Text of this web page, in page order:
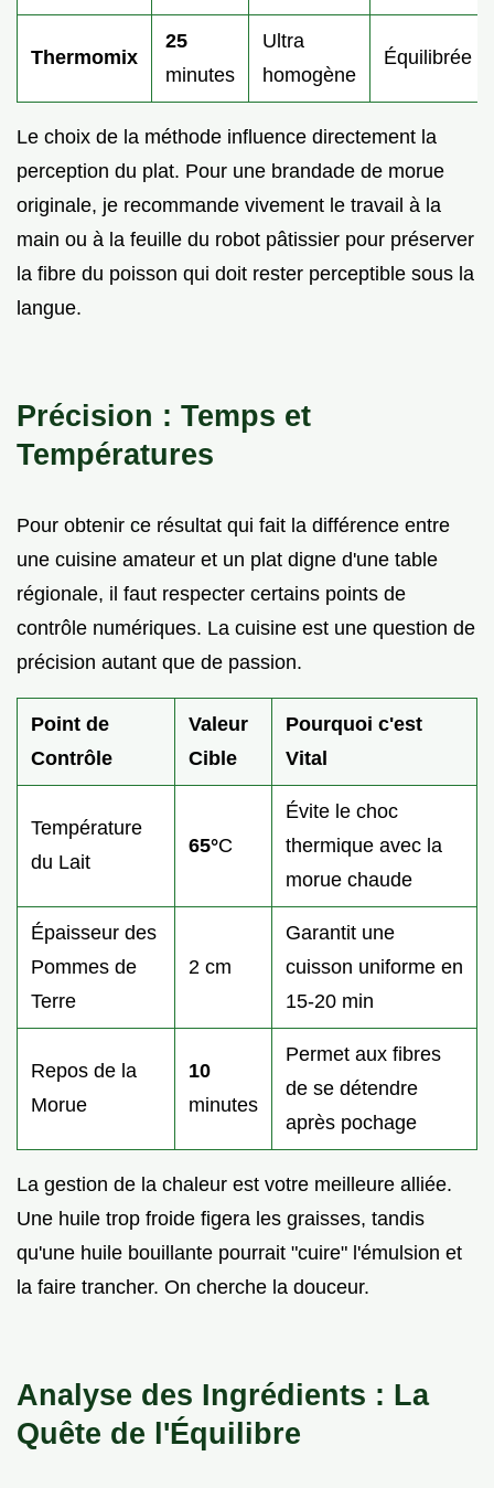
Thermomix
25
minutes
Ultra
homogène
Équilibrée
Le choix de la méthode influence directement la
perception du plat. Pour une brandade de morue
originale, je recommande vivement le travail à la
main ou à la feuille du robot pâtissier pour préserver
la fibre du poisson qui doit rester perceptible sous la
langue.
Précision : Temps et
Températures
Pour obtenir ce résultat qui fait la différence entre
une cuisine amateur et un plat digne d'une table
régionale, il faut respecter certains points de
contrôle numériques. La cuisine est une question de
précision autant que de passion.
Point de
Contrôle
Valeur
Cible
Pourquoi c'est
Vital
Température
du Lait
65°C
Évite le choc
thermique avec la
morue chaude
Épaisseur des
Pommes de
Terre
2 cm
Garantit une
cuisson uniforme en
15-20 min
Repos de la
Morue
10
minutes
Permet aux fibres
de se détendre
après pochage
La gestion de la chaleur est votre meilleure alliée.
Une huile trop froide figera les graisses, tandis
qu'une huile bouillante pourrait "cuire" l'émulsion et
la faire trancher. On cherche la douceur.
Analyse des Ingrédients : La
Quête de l'Équilibre